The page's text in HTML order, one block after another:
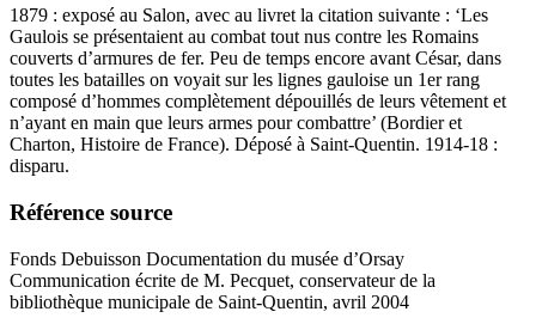
1879 : exposé au Salon, avec au livret la citation suivante : ‘Les
Gaulois se présentaient au combat tout nus contre les Romains
couverts d’armures de fer. Peu de temps encore avant César, dans
toutes les batailles on voyait sur les lignes gauloise un 1er rang
composé d’hommes complètement dépouillés de leurs vêtement et
n’ayant en main que leurs armes pour combattre’ (Bordier et
Charton, Histoire de France). Déposé à Saint-Quentin. 1914-18 :
disparu.
Référence source
Fonds Debuisson Documentation du musée d’Orsay
Communication écrite de M. Pecquet, conservateur de la
bibliothèque municipale de Saint-Quentin, avril 2004